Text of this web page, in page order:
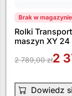
Brak w magazynie
Rolki
maszyn XY 24
2 789,00zł2
Dowiedz